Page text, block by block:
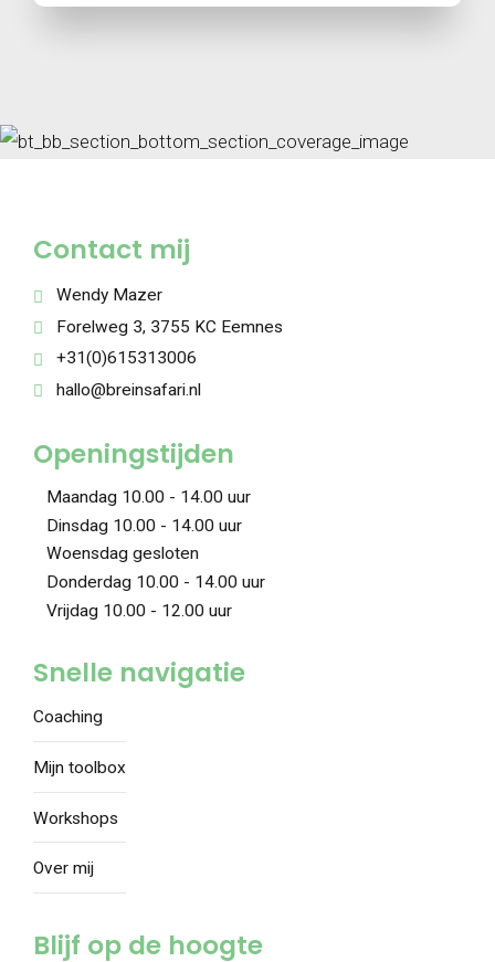
Contact mij
Wendy Mazer
Forelweg 3, 3755 KC Eemnes
+31(0)615313006
hallo@breinsafari.nl
Openingstijden
Maandag 10.00 - 14.00 uur
Dinsdag 10.00 - 14.00 uur
Woensdag gesloten
Donderdag 10.00 - 14.00 uur
Vrijdag 10.00 - 12.00 uur
Snelle navigatie
Coaching
Mijn toolbox
Workshops
Over mij
Blijf op de hoogte